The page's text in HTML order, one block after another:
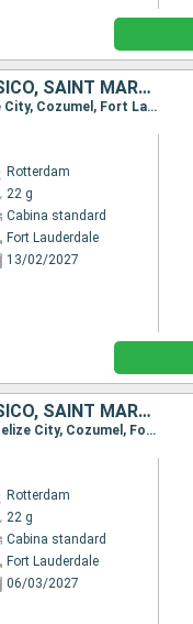
STATI UNITI, ISOLE CAYMAN, GIAMAICA, HONDURAS, BELIZE, MESSICO, SAINT MARTIN, DOMINICA, MARTINICA, ANTIGUA E BARBUDA, PORTORICO, BAHAMAS
Itinerario : Fort Lauderdale, Key West, Grand Cayman, Ocho Rios, Mahogany Bay, Belize City, Cozumel, Fort Lauderdale, Saint Martin (Antilles Néerlandaises), Antigua, Roseau, Martinica, St. Kitts, San Juan, Half Moon Cay, Fort Lauderdale
Rotterdam
22 g
Cabina standard
Fort Lauderdale
13/02/2027
STATI UNITI, GIAMAICA, ISOLE CAYMAN, HONDURAS, BELIZE, MESSICO, SAINT MARTIN, DOMINICA, MARTINICA, ANTIGUA E BARBUDA, SAINT THOMAS, BAHAMAS
Itinerario : Fort Lauderdale, Half Moon Cay, Falmouth, Grand Cayman, Mahogany Bay, Belize City, Cozumel, Fort Lauderdale, Saint Martin (Antilles Néerlandaises), Antigua, Roseau, Martinica, St. Kitts, St. Thomas, Half Moon Cay, Fort Lauderdale
Rotterdam
22 g
Cabina standard
Fort Lauderdale
06/03/2027